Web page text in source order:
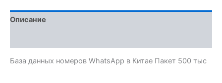
Описание
База данных номеров WhatsApp в Китае Пакет 500 тыс